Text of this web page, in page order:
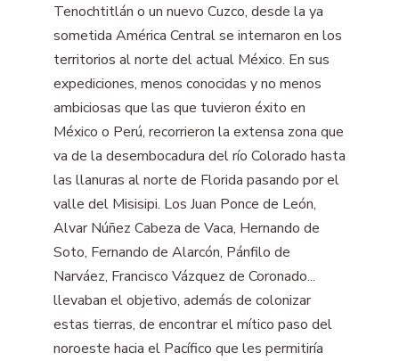
Tenochtitlán o un nuevo Cuzco, desde la ya
sometida América Central se internaron en los
territorios al norte del actual México. En sus
expediciones, menos conocidas y no menos
ambiciosas que las que tuvieron éxito en
México o Perú, recorrieron la extensa zona que
va de la desembocadura del río Colorado hasta
las llanuras al norte de Florida pasando por el
valle del Misisipi. Los Juan Ponce de León,
Alvar Núñez Cabeza de Vaca, Hernando de
Soto, Fernando de Alarcón, Pánfilo de
Narváez, Francisco Vázquez de Coronado...
llevaban el objetivo, además de colonizar
estas tierras, de encontrar el mítico paso del
noroeste hacia el Pacífico que les permitiría